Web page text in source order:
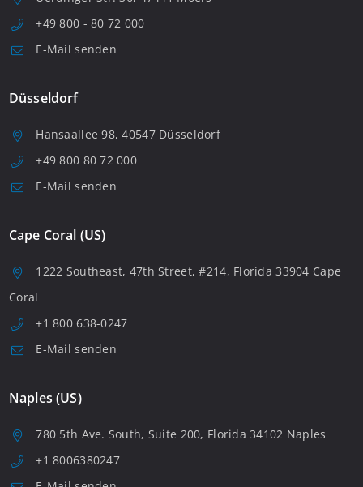
+49 800 - 80 72 000
E-Mail senden
Düsseldorf
Hansaallee 98, 40547 Düsseldorf
+49 800 80 72 000
E-Mail senden
Cape Coral (US)
1222 Southeast, 47th Street, #214, Florida 33904 Cape
Coral
+1 800 638-0247
E-Mail senden
Naples (US)
780 5th Ave. South, Suite 200, Florida 34102 Naples
+1 8006380247